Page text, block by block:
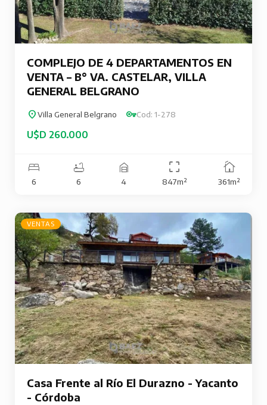
COMPLEJO DE 4 DEPARTAMENTOS EN
VENTA – B° VA. CASTELAR, VILLA
GENERAL BELGRANO
Villa General Belgrano Cod: 1-278
U$D 260.000
6 6 4 847m² 361m²
VENTAS
Casa Frente al Río El Durazno - Yacanto
- Córdoba